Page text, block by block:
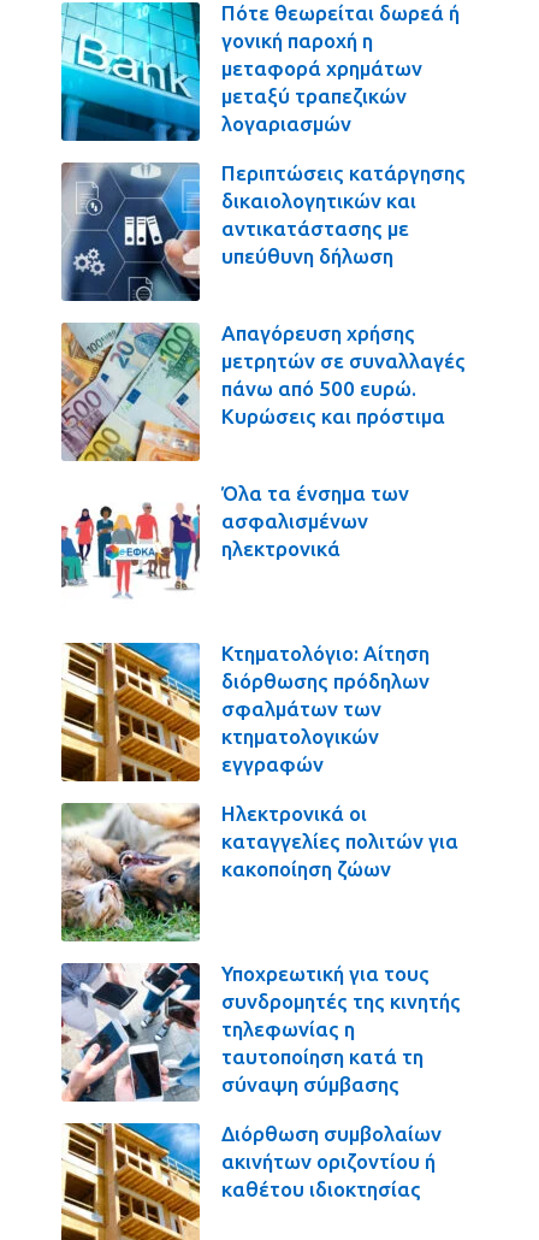
Πότε θεωρείται δωρεά ή
γονική παροχή η
μεταφορά χρημάτων
μεταξύ τραπεζικών
λογαριασμών
Περιπτώσεις κατάργησης
δικαιολογητικών και
αντικατάστασης με
υπεύθυνη δήλωση
Απαγόρευση χρήσης
μετρητών σε συναλλαγές
πάνω από 500 ευρώ.
Κυρώσεις και πρόστιμα
Όλα τα ένσημα των
ασφαλισμένων
ηλεκτρονικά
Κτηματολόγιο: Αίτηση
διόρθωσης πρόδηλων
σφαλμάτων των
κτηματολογικών
εγγραφών
Ηλεκτρονικά οι
καταγγελίες πολιτών για
κακοποίηση ζώων
Υποχρεωτική για τους
συνδρομητές της κινητής
τηλεφωνίας η
ταυτοποίηση κατά τη
σύναψη σύμβασης
Διόρθωση συμβολαίων
ακινήτων οριζοντίου ή
καθέτου ιδιοκτησίας